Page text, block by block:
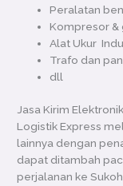
Peralatan
Kompresor &
Alat Ukur
Trafo dan
dll
Jasa Kirim
Logistik Express
lainnya dengan
dapat ditambah
perjalanan ke